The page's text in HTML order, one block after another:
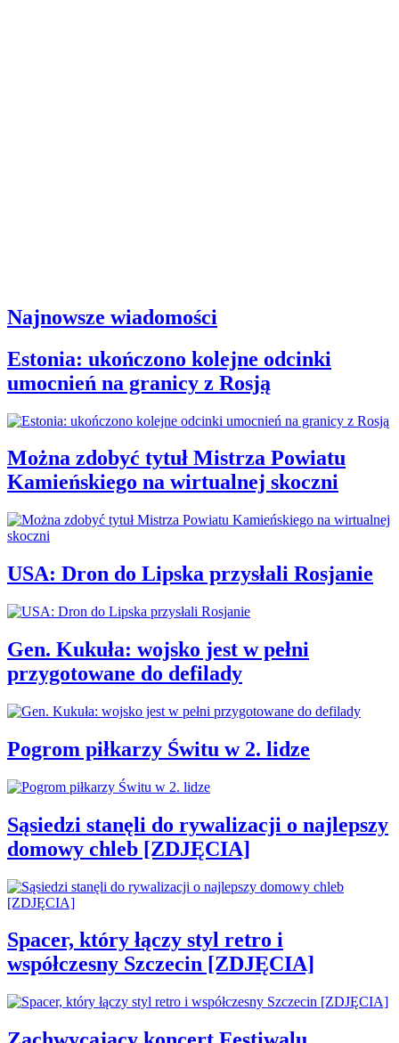
Najnowsze wiadomości
Estonia: ukończono kolejne odcinki
umocnień na granicy z Rosją
Można zdobyć tytuł Mistrza Powiatu
Kamieńskiego na wirtualnej skoczni
USA: Dron do Lipska przysłali Rosjanie
Gen. Kukuła: wojsko jest w pełni
przygotowane do defilady
Pogrom piłkarzy Świtu w 2. lidze
Sąsiedzi stanęli do rywalizacji o najlepszy
domowy chleb [ZDJĘCIA]
Spacer, który łączy styl retro i
współczesny Szczecin [ZDJĘCIA]